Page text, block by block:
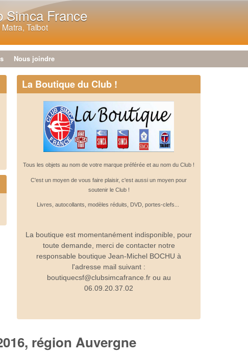
Simca France
Talbot
Nous joindre
La Boutique du Club !
Tous les objets au nom de votre marque préférée et au nom du Club !
C'est un moyen de vous faire plaisir, c'est aussi un moyen pour
soutenir le Club !
Livres, autocollants, modèles réduits, DVD, portes-clefs...
La boutique est momentanément indisponible, pour
toute demande, merci de contacter notre
responsable boutique Jean-Michel BOCHU à
l'adresse mail suivant :
boutiquecsf@clubsimcafrance.fr ou au
06.09.20.37.02
région Auvergne